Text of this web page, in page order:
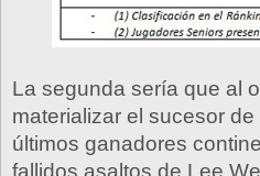
La segunda sería que al
materializar el sucesor
últimos ganadores
fallidos asaltos de Lee